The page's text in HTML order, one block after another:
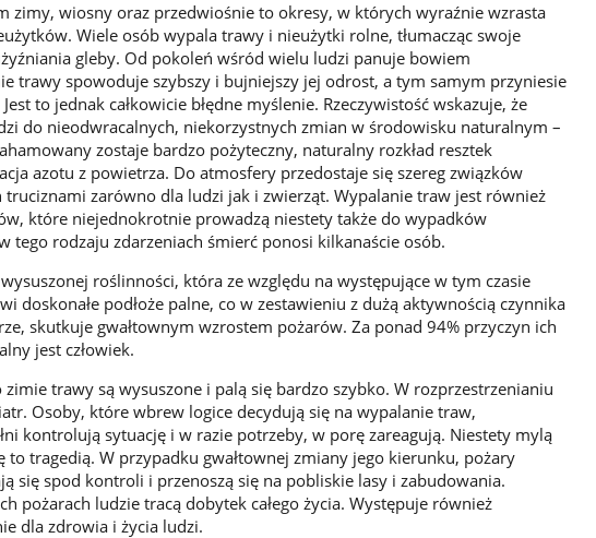
zimy, wiosny oraz przedwiośnie to okresy, w których wyraźnie wzrasta
Wiele osób wypala trawy i nieużytki rolne, tłumacząc swoje
gleby. Od pokoleń wśród wielu ludzi panuje bowiem
trawy spowoduje szybszy i bujniejszy jej odrost, a tym samym przyniesie
to jednak całkowicie błędne myślenie. Rzeczywistość wskazuje, że
do nieodwracalnych, niekorzystnych zmian w środowisku naturalnym –
zostaje bardzo pożyteczny, naturalny rozkład resztek
azotu z powietrza. Do atmosfery przedostaje się szereg związków
truciznami zarówno dla ludzi jak i zwierząt. Wypalanie traw jest również
które niejednokrotnie prowadzą niestety także do wypadków
tego rodzaju zdarzeniach śmierć ponosi kilkanaście osób.
wysuszonej roślinności, która ze względu na występujące w tym czasie
doskonałe podłoże palne, co w zestawieniu z dużą aktywnością czynnika
skutkuje gwałtownym wzrostem pożarów. Za ponad 94% przyczyn ich
jest człowiek.
zimie trawy są wysuszone i palą się bardzo szybko. W rozprzestrzenianiu
Osoby, które wbrew logice decydują się na wypalanie traw,
kontrolują sytuację i w razie potrzeby, w porę zareagują. Niestety mylą
to tragedią. W przypadku gwałtownej zmiany jego kierunku, pożary
się spod kontroli i przenoszą się na pobliskie lasy i zabudowania.
pożarach ludzie tracą dobytek całego życia. Występuje również
dla zdrowia i życia ludzi.